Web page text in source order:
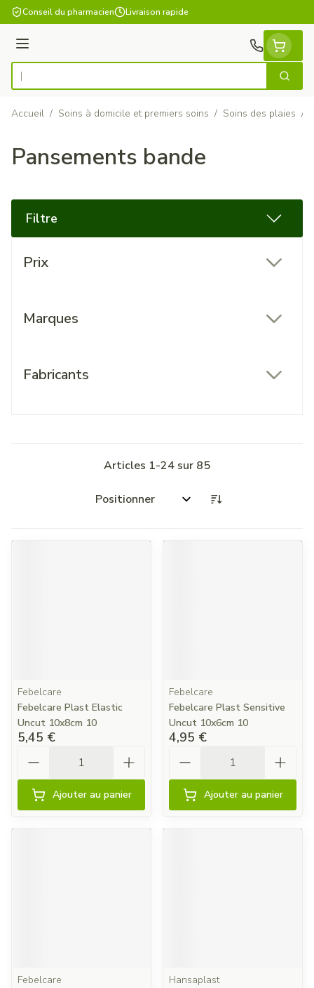
Aller au contenu
Conseil du pharmacien Livraison rapide
Menu
Rechercher
Accueil / Soins à domicile et premiers soins / Soins des plaies /
Pansements bande
Filtre
Prix
Marques
Fabricants
Articles 1-24 sur 85
Trier par:
Febelcare
Febelcare Plast Elastic
Uncut 10x8cm 10
5,45 €
Ajouter au panier
Febelcare
Febelcare Plast Sensitive
Uncut 10x6cm 10
4,95 €
Ajouter au panier
Febelcare
Hansaplast